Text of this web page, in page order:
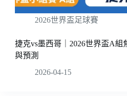
2026世界盃足球賽
捷克vs墨西哥｜2026世界盃A組
與預測
2026-04-15